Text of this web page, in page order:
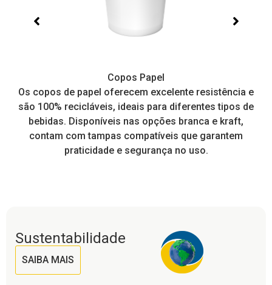
Copos Papel
Os copos de papel oferecem excelente resistência e
são 100% recicláveis, ideais para diferentes tipos de
bebidas. Disponíveis nas opções branca e kraft,
contam com tampas compatíveis que garantem
praticidade e segurança no uso.
Sustentabilidade
SAIBA MAIS